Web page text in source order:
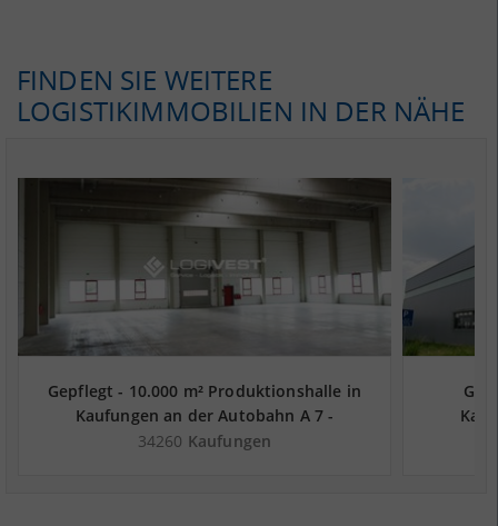
FINDEN SIE WEITERE
LOGISTIKIMMOBILIEN IN DER NÄHE
Gepflegt - 10.000 m² Produktionshalle in
Kaufungen an der Autobahn A 7 -
Landkreis Kassel
34260 Kaufungen